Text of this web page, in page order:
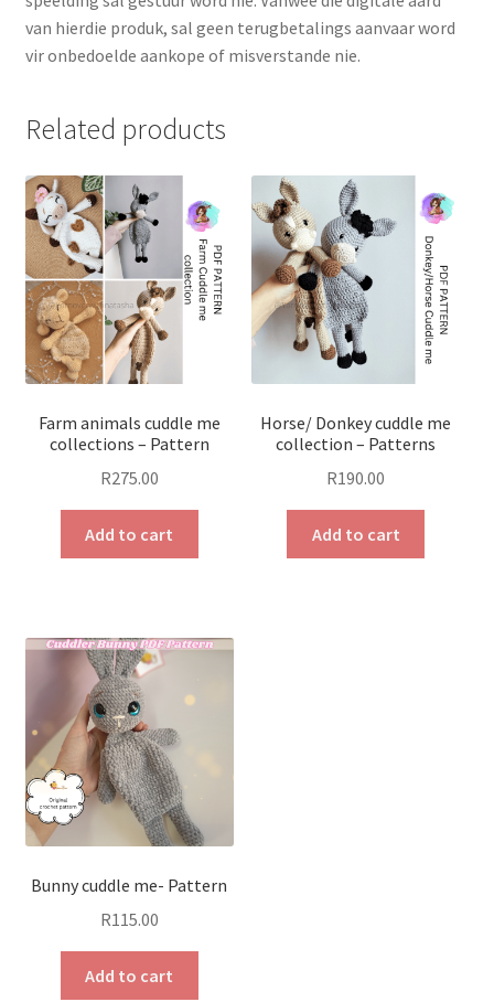
van hierdie produk, sal geen terugbetalings aanvaar word
vir onbedoelde aankope of misverstande nie.
Related products
Farm animals cuddle me
collections – Pattern
R275.00
Add to cart
Horse/ Donkey cuddle me
collection – Patterns
R190.00
Add to cart
Bunny cuddle me- Pattern
R115.00
Add to cart